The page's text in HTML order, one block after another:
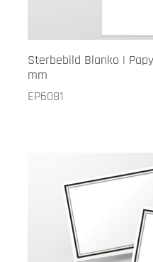
Sterbebild Blanko |
mm
EP6081